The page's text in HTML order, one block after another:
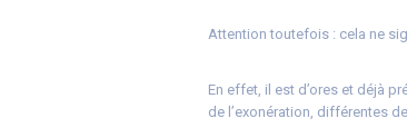
Attention toutefois : cela ne
En effet, il est d’ores et déjà
de l’exonération, différentes